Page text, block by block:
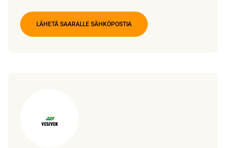
LÄHETÄ SAARALLE SÄHKÖPOSTIA